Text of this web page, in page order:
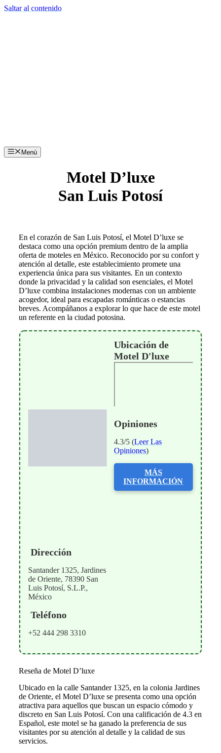
Saltar al contenido
Menú
Motel D’luxe
San Luis Potosí
En el corazón de San Luis Potosí, el Motel D’luxe se
destaca como una opción premium dentro de la amplia
oferta de moteles en México. Reconocido por su confort y
atención al detalle, este establecimiento promete una
experiencia única para sus visitantes. En un contexto
donde la privacidad y la calidad son esenciales, el Motel
D’luxe combina instalaciones modernas con un ambiente
acogedor, ideal para escapadas románticas o estancias
breves. Acompáñanos a explorar lo que hace de este motel
un referente en la ciudad potosina.
Dirección
Santander 1325, Jardines
de Oriente, 78390 San
Luis Potosí, S.L.P.,
México
Teléfono
+52 444 298 3310
Ubicación de
Motel D'luxe
Opiniones
4.3/5 (Leer Las
Opiniones)
MÁS
INFORMACIÓN
Reseña de Motel D’luxe
Ubicado en la calle Santander 1325, en la colonia Jardines
de Oriente, el Motel D’luxe se presenta como una opción
atractiva para aquellos que buscan un espacio cómodo y
discreto en San Luis Potosí. Con una calificación de 4.3 en
Español, este motel se ha ganado la preferencia de sus
visitantes por su atención al detalle y la calidad de sus
servicios.